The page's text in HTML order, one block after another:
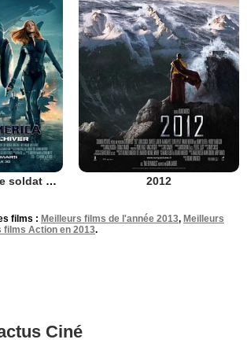
Captain America, le soldat de l'hiver 2012
films : Meilleurs films de l'année 2013, Meilleurs
films Action en 2013.
Ciné